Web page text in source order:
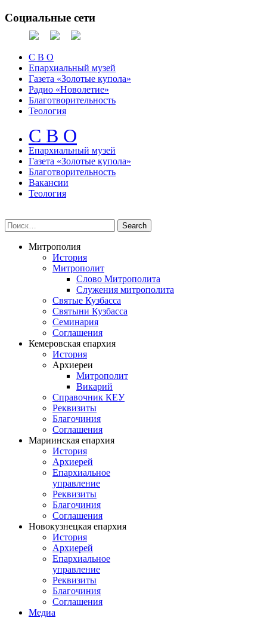
Социальные сети
С В О
Епархиальный музей
Газета «Золотые купола»
Радио «Новолетие»
Благотворительность
Теология
С В О
Епархиальный музeй
Газета «Золотые купола»
Благотворительность
Вакансии
Теология
Митрополия
История
Митрополит
Слово Митрополита
Служения митрополита
Святые Кузбасса
Святыни Кузбасса
Семинария
Соглашения
Кемеровская епархия
История
Архиереи
Митрополит
Викарий
Справочник КЕУ
Реквизиты
Благочиния
Соглашения
Мариинская епархия
История
Архиерей
Епархиальное
управление
Реквизиты
Благочиния
Соглашения
Новокузнецкая епархия
История
Архиерей
Епархиальное
управление
Реквизиты
Благочиния
Соглашения
Медиа